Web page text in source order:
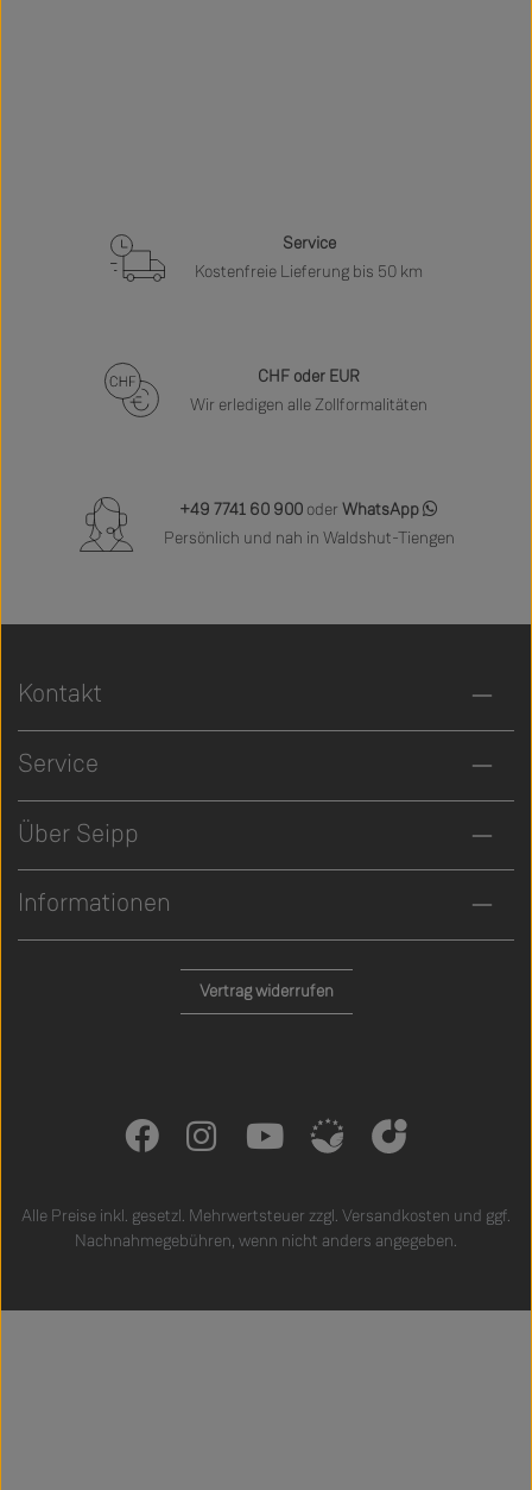
Service
Kostenfreie Lieferung bis 50 km
CHF oder EUR
Wir erledigen alle Zollformalitäten
+49 7741 60 900 oder WhatsApp
Persönlich und nah in Waldshut-Tiengen
Kontakt
Service
Über Seipp
Informationen
Vertrag widerrufen
Alle Preise inkl. gesetzl. Mehrwertsteuer zzgl. Versandkosten und ggf.
Nachnahmegebühren, wenn nicht anders angegeben.